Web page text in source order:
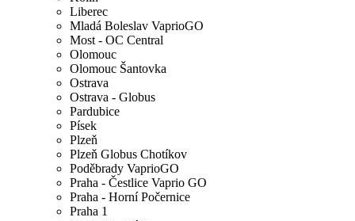
Liberec
Mladá Boleslav VaprioGO
Most - OC Central
Olomouc
Olomouc Šantovka
Ostrava
Ostrava - Globus
Pardubice
Písek
Plzeň
Plzeň Globus Chotíkov
Poděbrady VaprioGO
Praha - Čestlice Vaprio GO
Praha - Horní Počernice
Praha 1